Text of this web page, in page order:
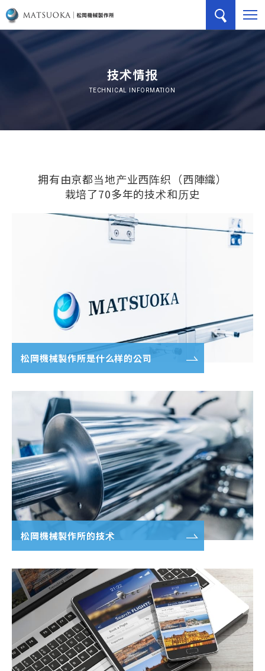
技术情报
TECHNICAL INFORMATION
拥有由京都当地产业西阵织（西陣織）
栽培了70多年的技术和历史
松岡機械製作所是什么样的公司
松岡機械製作所的技术